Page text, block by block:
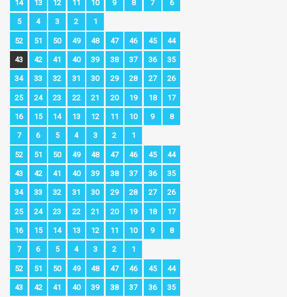
14 13 12 11 10 9 8 7 6
5 4 3 2 1
52 51 50 49 48 47 46 45 44
43 42 41 40 39 38 37 36 35
34 33 32 31 30 29 28 27 26
25 24 23 22 21 20 19 18 17
16 15 14 13 12 11 10 9 8
7 6 5 4 3 2 1
52 51 50 49 48 47 46 45 44
43 42 41 40 39 38 37 36 35
34 33 32 31 30 29 28 27 26
25 24 23 22 21 20 19 18 17
16 15 14 13 12 11 10 9 8
7 6 5 4 3 2 1
52 51 50 49 48 47 46 45 44
43 42 41 40 39 38 37 36 35